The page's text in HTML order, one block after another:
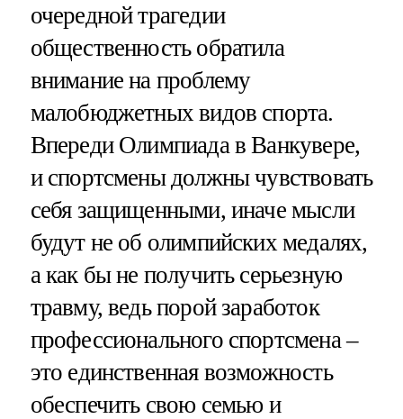
очередной трагедии
общественность обратила
внимание на проблему
малобюджетных видов спорта.
Впереди Олимпиада в Ванкувере,
и спортсмены должны чувствовать
себя защищенными, иначе мысли
будут не об олимпийских медалях,
а как бы не получить серьезную
травму, ведь порой заработок
профессионального спортсмена –
это единственная возможность
обеспечить свою семью и